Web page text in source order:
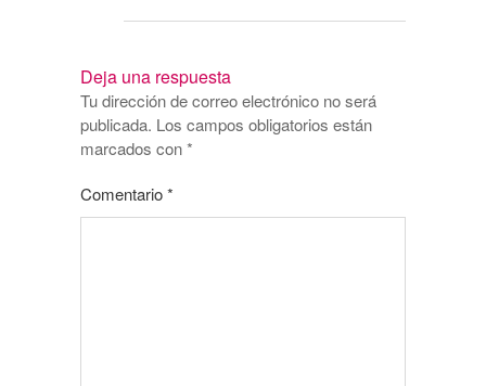
Deja una respuesta
Tu dirección de correo electrónico no será
publicada. Los campos obligatorios están
marcados con*
Comentario*